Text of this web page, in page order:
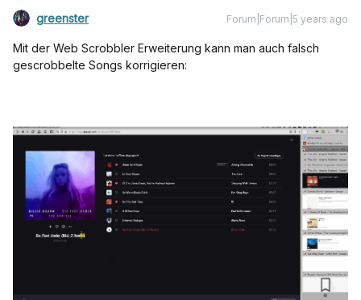
greenster Forum|Forum|5 years ago
Mit der Web Scrobbler Erweiterung kann man auch falsch
gescrobbelte Songs korrigieren: